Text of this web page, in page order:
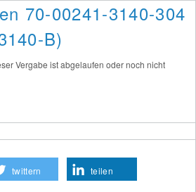
70-00241-3140-304
B)
Vergabe ist abgelaufen oder noch nicht
twittern teilen